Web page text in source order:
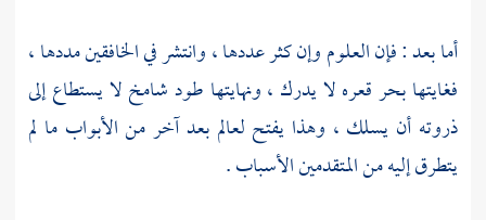
أما بعد : فإن العلوم وإن كثر عددها ، وانتشر في الخافقين مددها ،
فغايتها بحر قعره لا يدرك ، ونهايتها طود شامخ لا يستطاع إلى
ذروته أن يسلك ، وهذا يفتح لعالم بعد آخر من الأبواب ما لم
يتطرق إليه من المتقدمين الأسباب .